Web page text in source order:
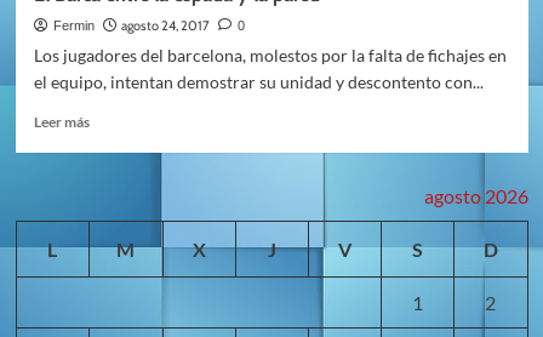
Fermin agosto 24, 2017 0
Los jugadores del barcelona, molestos por la falta de fichajes en
el equipo, intentan demostrar su unidad y descontento con...
Leer másLeer
espada
la
agosto 2026
L M X J V S D
1 2